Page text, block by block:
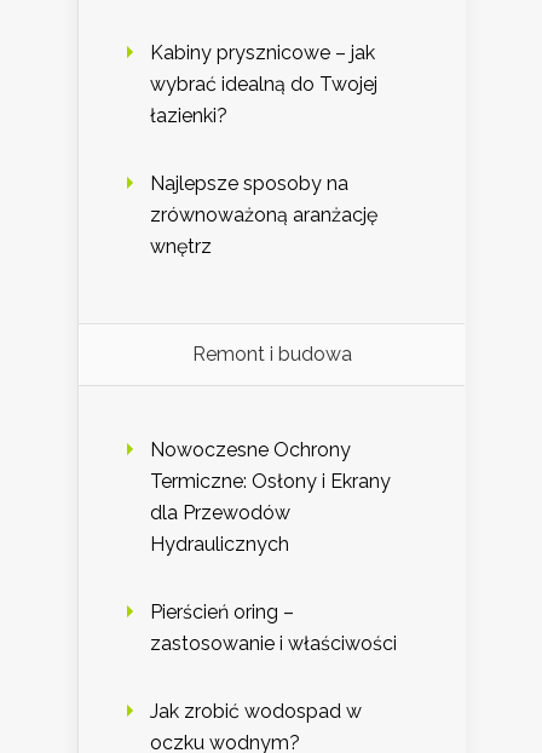
Kabiny prysznicowe – jak
wybrać idealną do Twojej
łazienki?
Najlepsze sposoby na
zrównoważoną aranżację
wnętrz
Remont i budowa
Nowoczesne Ochrony
Termiczne: Osłony i Ekrany
dla Przewodów
Hydraulicznych
Pierścień oring –
zastosowanie i właściwości
Jak zrobić wodospad w
oczku wodnym?